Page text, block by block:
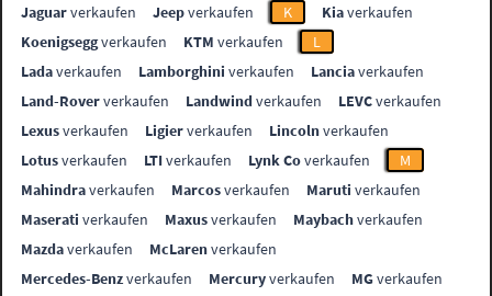
Jaguarverkaufen Jeepverkaufen K Kiaverkaufen
Koenigseggverkaufen KTM verkaufen
L
Ladaverkaufen Lamborghini verkaufen Lanciaverkaufen
Land-Roververkaufen Landwindverkaufen LEVCverkaufen
Lexusverkaufen Ligierverkaufen Lincolnverkaufen
Lotusverkaufen LTIverkaufen Lynk Coverkaufen
M
Mahindraverkaufen Marcosverkaufen Maruti verkaufen
Maserati verkaufen Maxusverkaufen Maybachverkaufen
Mazdaverkaufen McLarenverkaufen
Mercedes-Benzverkaufen Mercuryverkaufen MGverkaufen